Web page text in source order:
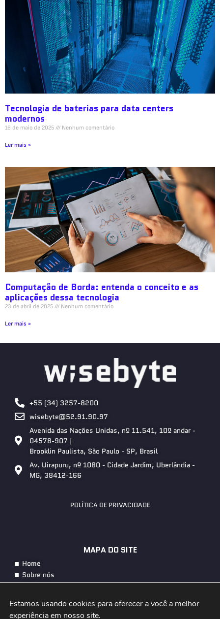
Tecnologia de baterias para data centers
modernos
16 de maio de 2025 Nenhum comentário
Ler mais »
Computação de Borda: entenda o conceito e as
aplicações dessa tecnologia
23 de abril de 2025 Nenhum comentário
Ler mais »
+55 (34) 3257-8200
wisebyte@52.91.90.97
Avenida das Nações Unidas, nº 11.541, 10º andar -
04578-907 |
Brooklin Paulista, São Paulo - SP, Brasil
Av. Uirapuru, nº 1080 - Cidade Jardim, Uberlândia -
MG, 38412-166
POLÍTICA DE PRIVACIDADE
MAPA DO SITE
Home
Sobre nós
Energia
Telecom
Estamos usando cookies para oferecer a você a melhor
experiência em nosso site.